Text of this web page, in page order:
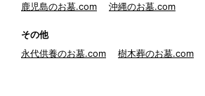
鹿児島のお墓.com
沖縄のお墓.com
その他
永代供養のお墓.com
樹木葬のお墓.com